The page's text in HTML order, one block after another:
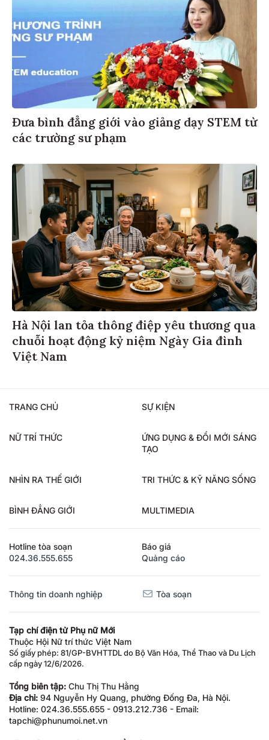
Đưa bình đẳng giới vào giảng dạy STEM từ
các trường sư phạm
Hà Nội lan tỏa thông điệp yêu thương qua
chuỗi hoạt động kỷ niệm Ngày Gia đình
Việt Nam
TRANG CHỦ SỰ KIỆN
NỮ TRÍ THỨC
ỨNG DỤNG & ĐỔI MỚI SÁNG
TẠO
NHÌN RA THẾ GIỚI TRI THỨC & KỸ NĂNG SỐNG
BÌNH ĐẲNG GIỚI MULTIMEDIA
Hotline tòa soạn
024.36.555.655
Báo giá
Quảng cáo
Thông tin doanh nghiệp Tòa soạn
Tạp chí điện tử Phụ nữ Mới
Thuộc Hội Nữ trí thức Việt Nam
Số giấy phép: 81/GP-BVHTTDL do Bộ Văn Hóa, Thể Thao và Du Lịch
cấp ngày 12/6/2026.
Tổng biên tập: Chu Thị Thu Hằng
Địa chỉ: 94 Nguyễn Hy Quang, phường Đống Đa, Hà Nội.
Hotline: 024.36.555.655 - 0913.212.736 - Email:
tapchi@phunumoi.net.vn